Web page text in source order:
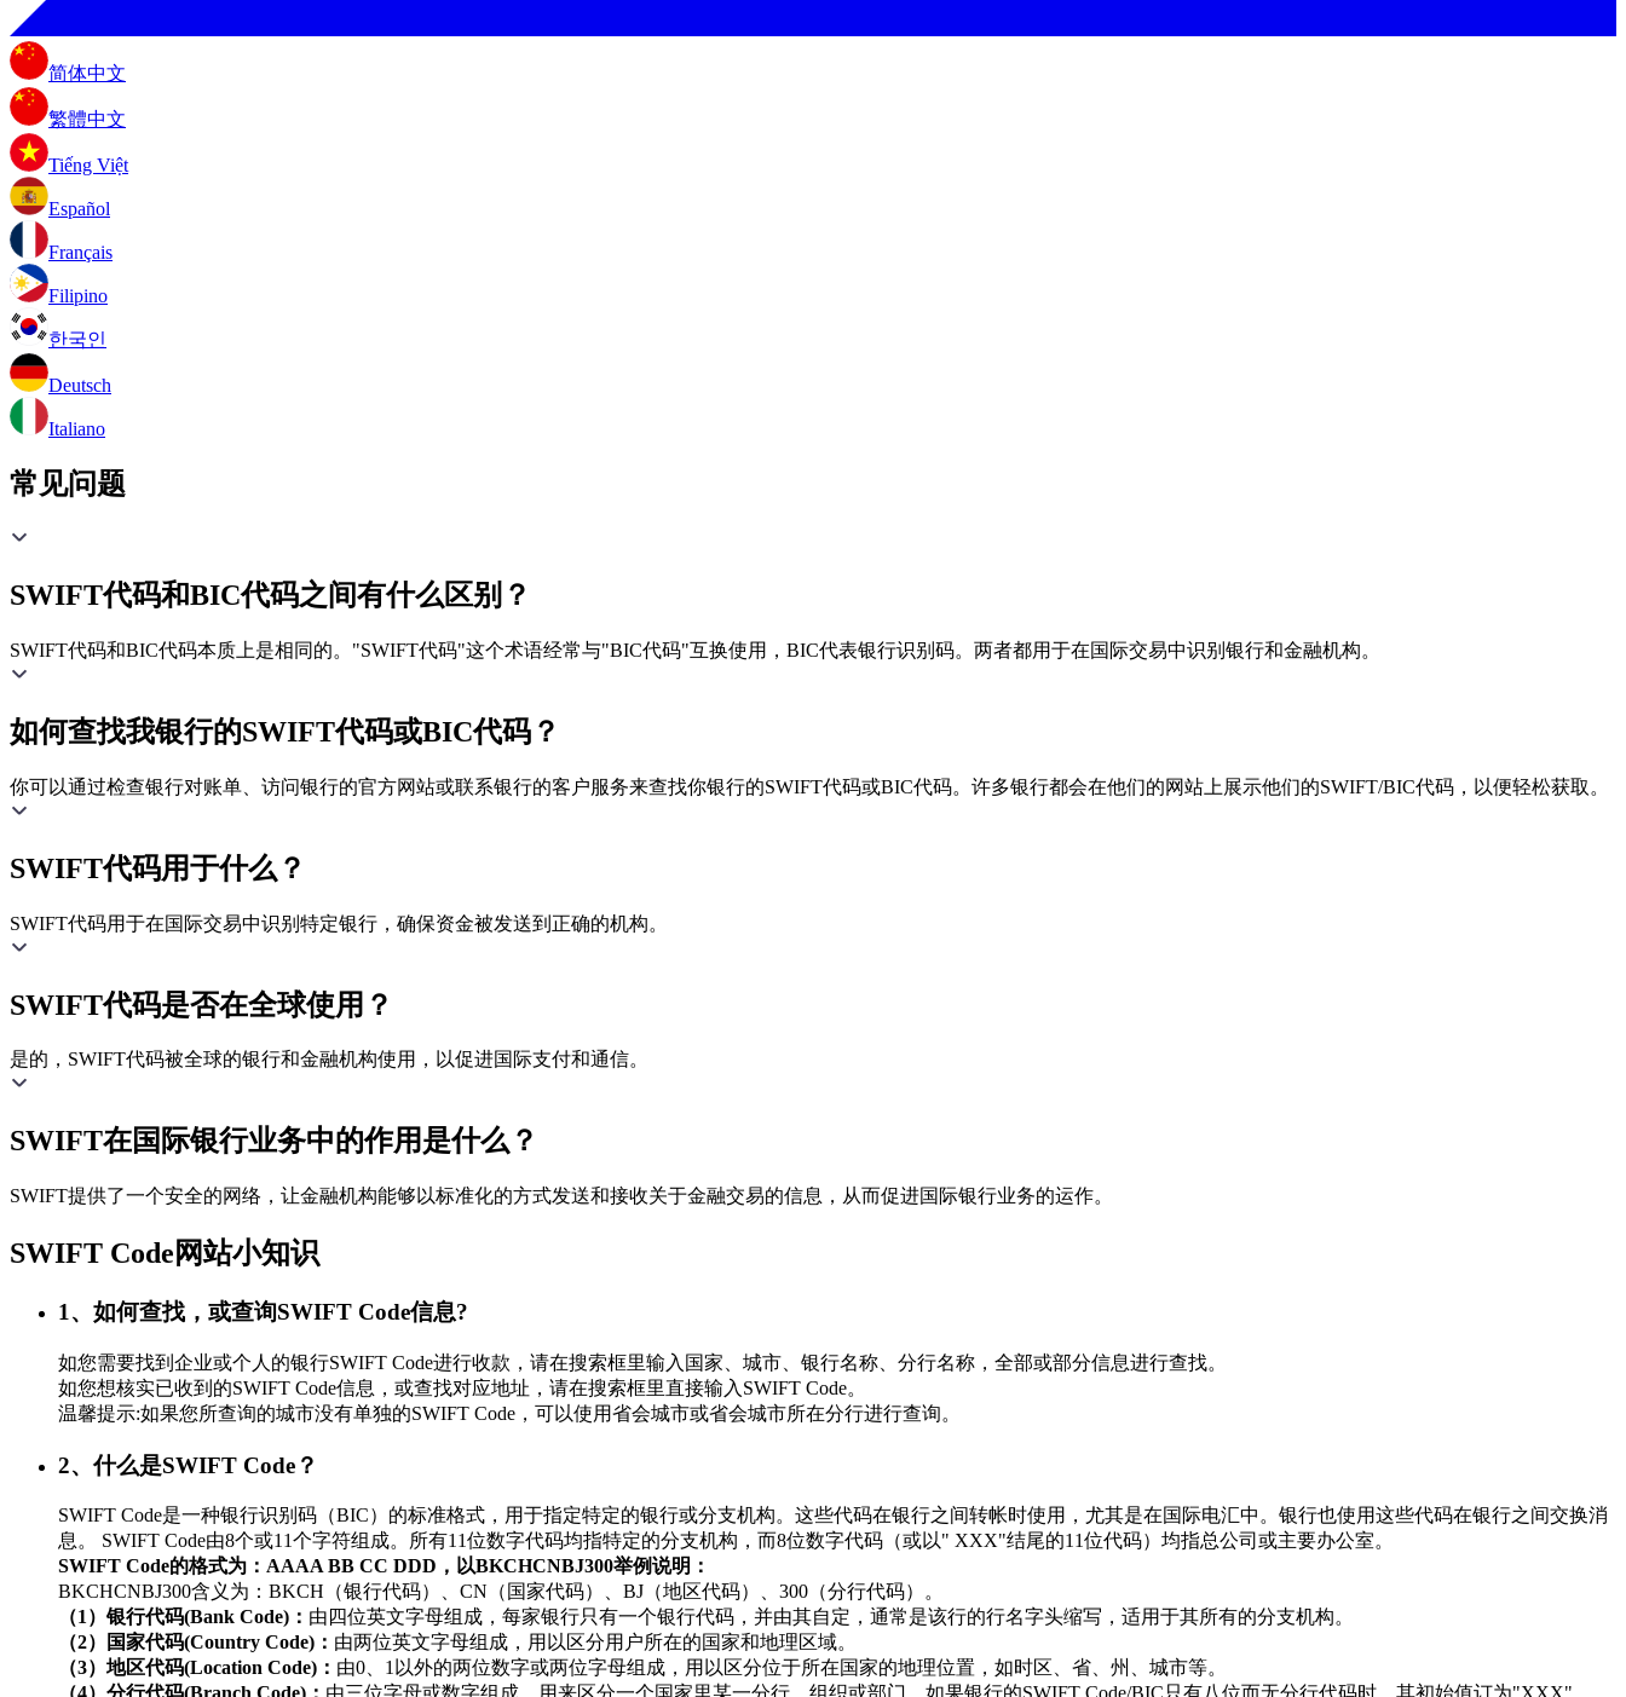
简体中文
繁體中文
Tiếng Việt
Español
Français
Filipino
한국인
Deutsch
Italiano
常见问题
SWIFT代码和BIC代码之间有什么区别？
SWIFT代码和BIC代码本质上是相同的。"SWIFT代码"这个术语经常与"BIC代码"互换使用，BIC代表银行识别码。两者都用于在国际交易中识别银行和金融机构。
如何查找我银行的SWIFT代码或BIC代码？
你可以通过检查银行对账单、访问银行的官方网站或联系银行的客户服务来查找你银行的SWIFT代码或BIC代码。许多银行都会在他们的网站上展示他们的SWIFT/BIC代码，以便轻松获取。
SWIFT代码用于什么？
SWIFT代码用于在国际交易中识别特定银行，确保资金被发送到正确的机构。
SWIFT代码是否在全球使用？
是的，SWIFT代码被全球的银行和金融机构使用，以促进国际支付和通信。
SWIFT在国际银行业务中的作用是什么？
SWIFT提供了一个安全的网络，让金融机构能够以标准化的方式发送和接收关于金融交易的信息，从而促进国际银行业务的运作。
SWIFT Code网站小知识
1、如何查找，或查询SWIFT Code信息?
如您需要找到企业或个人的银行SWIFT Code进行收款，请在搜索框里输入国家、城市、银行名称、分行名称，全部或部分信息进行查找。
如您想核实已收到的SWIFT Code信息，或查找对应地址，请在搜索框里直接输入SWIFT Code。
温馨提示:如果您所查询的城市没有单独的SWIFT Code，可以使用省会城市或省会城市所在分行进行查询。
2、什么是SWIFT Code？
SWIFT Code是一种银行识别码（BIC）的标准格式，用于指定特定的银行或分支机构。这些代码在银行之间转帐时使用，尤其是在国际电汇中。银行也使用这些代码在银行之间交换消
息。 SWIFT Code由8个或11个字符组成。所有11位数字代码均指特定的分支机构，而8位数字代码（或以" XXX"结尾的11位代码）均指总公司或主要办公室。
SWIFT Code的格式为：AAAA BB CC DDD，以BKCHCNBJ300举例说明：
BKCHCNBJ300含义为：BKCH（银行代码）、CN（国家代码）、BJ（地区代码）、300（分行代码）。
（1）银行代码(Bank Code)： 由四位英文字母组成，每家银行只有一个银行代码，并由其自定，通常是该行的行名字头缩写，适用于其所有的分支机构。
（2）国家代码(Country Code)： 由两位英文字母组成，用以区分用户所在的国家和地理区域。
（3）地区代码(Location Code)： 由0、1以外的两位数字或两位字母组成，用以区分位于所在国家的地理位置，如时区、省、州、城市等。